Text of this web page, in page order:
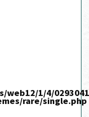
web12/1/4/
rare/single.php